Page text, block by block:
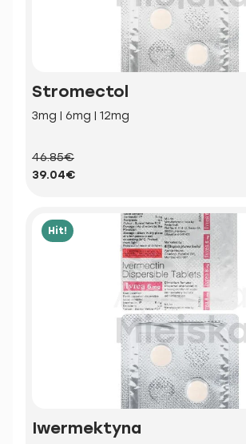
Stromectol
3mg | 6mg | 12mg
46.85€
39.04€
Hit!
Iwermektyna